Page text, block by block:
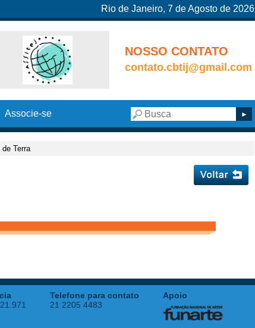
Rio de Janeiro, 7 de Agosto de 2026
NOSSO CONTATO
contato.cbtij@gmail.com
Associe-se
de Terra
Telefone para contato
21 2205 4483
Apoio